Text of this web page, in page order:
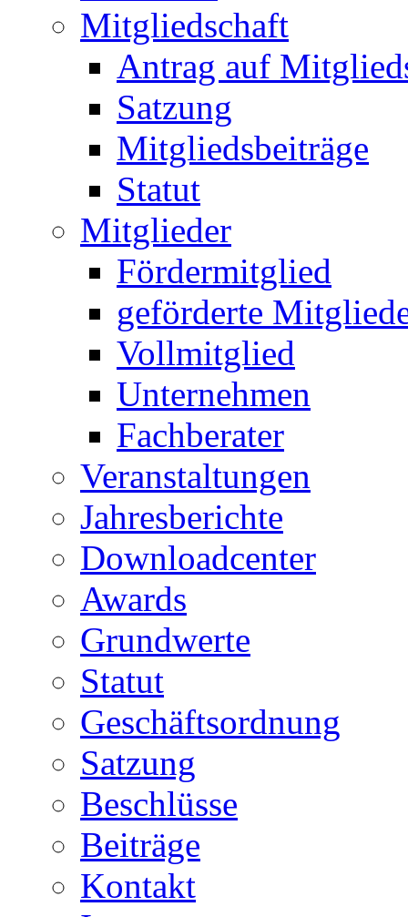
Mitgliedschaft
Antrag auf
Satzung
Mitgliedsbeiträge
Statut
Mitglieder
Fördermitglied
geförderte
Vollmitglied
Unternehmen
Fachberater
Veranstaltungen
Jahresberichte
Downloadcenter
Awards
Grundwerte
Statut
Geschäftsordnung
Satzung
Beschlüsse
Beiträge
Kontakt